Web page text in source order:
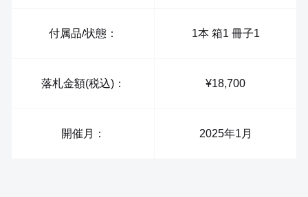
付属品/状態： 1本 箱1 冊子1
落札金額(税込)： ¥18,700
開催月： 2025年1月